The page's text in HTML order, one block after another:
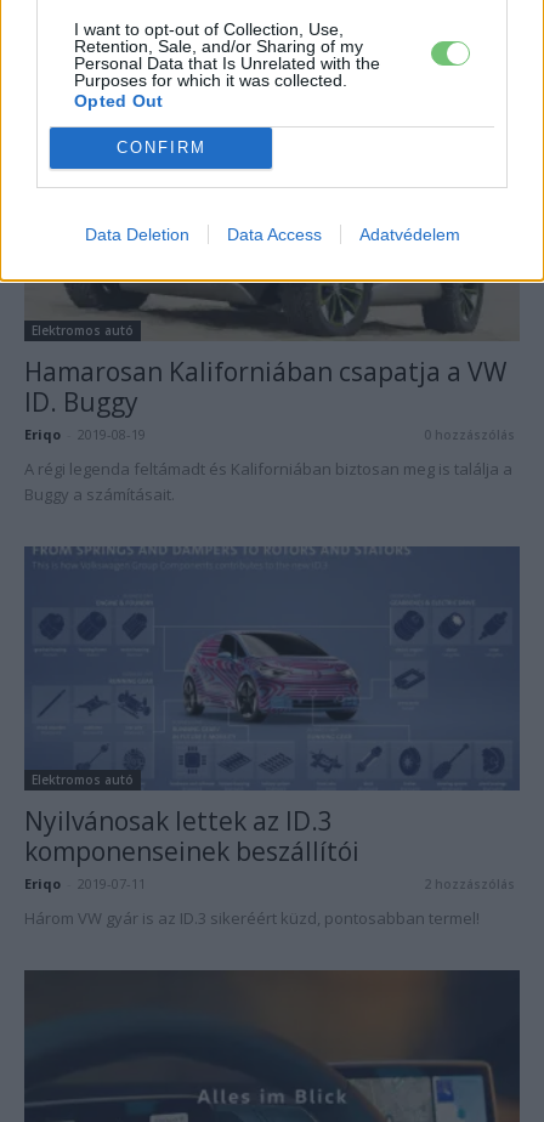
I want to opt-out of Collection, Use,
Retention, Sale, and/or Sharing of my
Personal Data that Is Unrelated with the
Purposes for which it was collected.
Opted Out
CONFIRM
Data Deletion Data Access Adatvédelem
Szeptember 9-et kell minden ID.3 rajongónak felírnia a naptárába!
Elektromos autó
Hamarosan Kaliforniában csapatja a VW
ID. Buggy
Eriqo 2019-08-19 0 hozzászólás
A régi legenda feltámadt és Kaliforniában biztosan meg is találja a
Buggy a számításait.
Elektromos autó
Nyilvánosak lettek az ID.3
komponenseinek beszállítói
Eriqo 2019-07-11 2 hozzászólás
Három VW gyár is az ID.3 sikeréért küzd, pontosabban termel!